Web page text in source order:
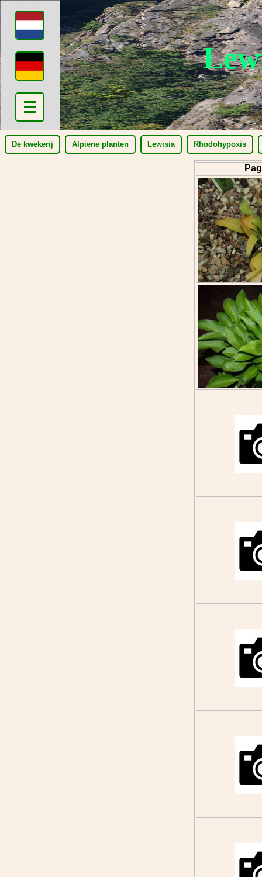
De kwekerij Alpiene planten Lewisia Rhodohypoxis